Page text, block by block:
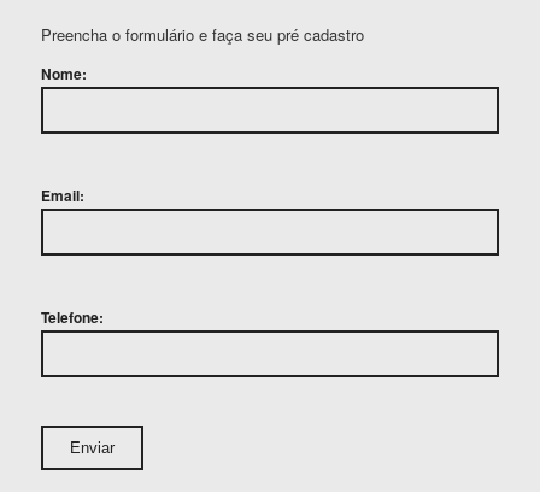
Preencha o formulário e faça seu pré cadastro
Nome:
Email:
Telefone: